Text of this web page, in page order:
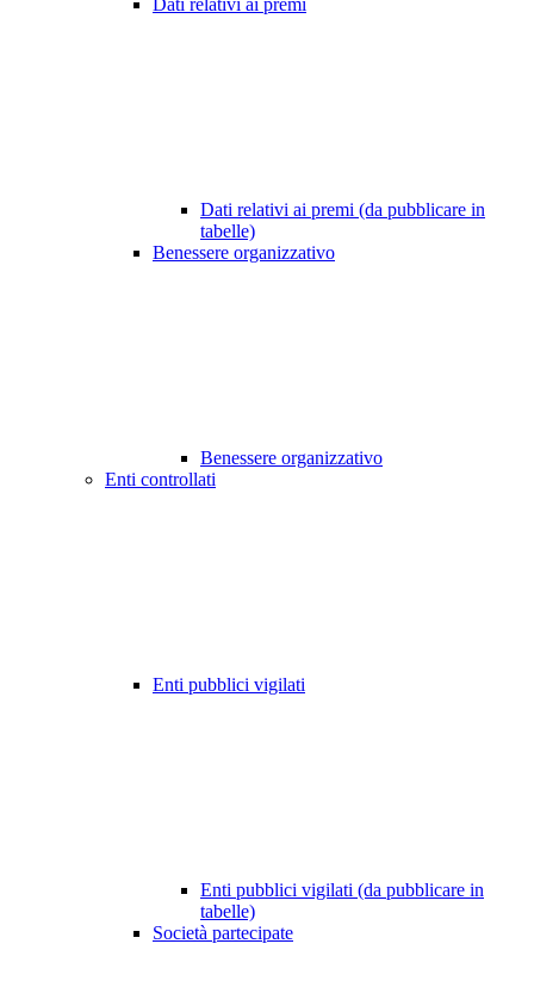
Dati relativi ai premi
Dati relativi ai premi (da pubblicare in
tabelle)
Benessere organizzativo
Benessere organizzativo
Enti controllati
Enti pubblici vigilati
Enti pubblici vigilati (da pubblicare in
tabelle)
Società partecipate